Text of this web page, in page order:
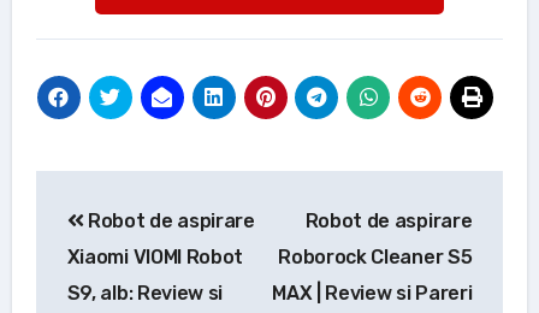
în
articole
Robot de aspirare
Xiaomi VIOMI Robot
S9, alb: Review si
Robot de aspirare
Roborock Cleaner S5
MAX | Review si Pareri